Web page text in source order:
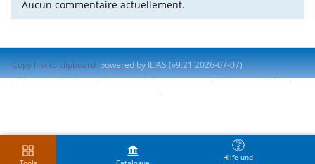
Hilfe und
Aucun commentaire actuellement.
Copy link to clipboard powered by ILIAS (v9.21 2026-07-07)
Mentions légales
Contacter l'administrateur
Info accessibilité